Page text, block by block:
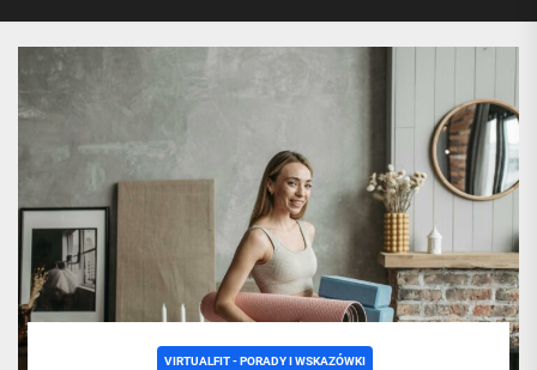
VIRTUALFIT - PORADY I WSKAZÓWKI